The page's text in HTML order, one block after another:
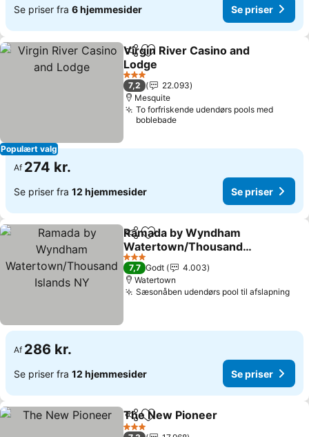
Se priser fra 6 hjemmesider Se priser
Populært valg
Del Føj til favoritter
Virgin River Casino and
Lodge
3 Stjerner
7,2
22.093
Mesquite
To forfriskende udendørs pools med
boblebade
Af 274 kr.
Se priser fra 12 hjemmesider Se priser
Del Føj til favoritter
Ramada by Wyndham
Watertown/Thousand
Islands NY
3 Stjerner
7,7 Godt
4.003
Watertown
Sæsonåben udendørs pool til afslapning
Af 286 kr.
Se priser fra 12 hjemmesider Se priser
Del Føj til favoritter
The New Pioneer
3 Stjerner